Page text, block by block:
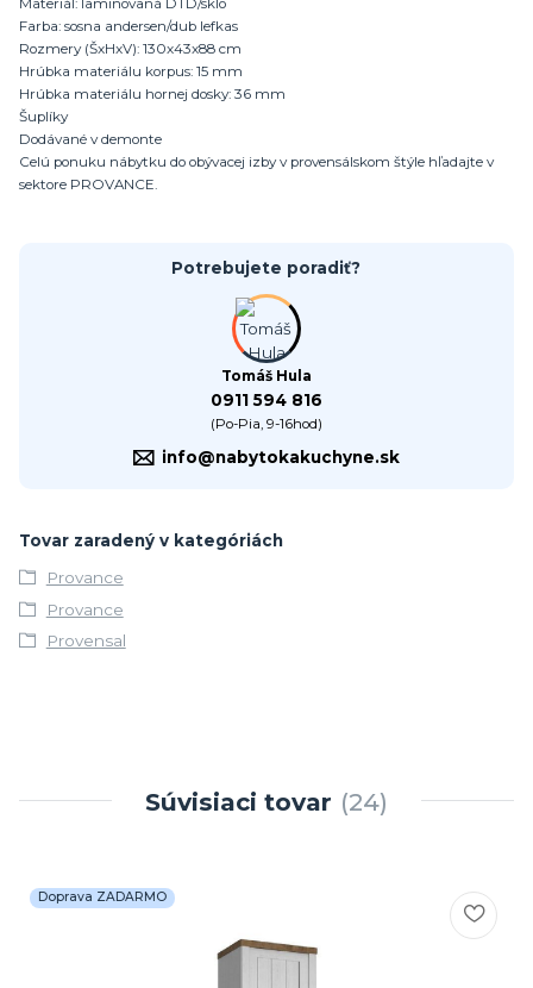
Materiál: laminovaná DTD/sklo
Farba: sosna andersen/dub lefkas
Rozmery (ŠxHxV): 130x43x88 cm
Hrúbka materiálu korpus: 15 mm
Hrúbka materiálu hornej dosky: 36 mm
Šuplíky
Dodávané v demonte
Celú ponuku nábytku do obývacej izby v provensálskom štýle hľadajte v
sektore PROVANCE.
Potrebujete poradiť?
Tomáš Hula
0911 594 816
(Po-Pia, 9-16hod)
info@nabytokakuchyne.sk
Tovar zaradený v kategóriách
Provance
Provance
Provensal
Súvisiaci tovar 24
Doprava ZADARMO